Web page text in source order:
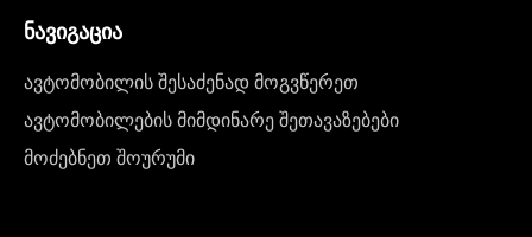
ნავიგაცია
ავტომობილის შესაძენად მოგვწერეთ
ავტომობილების მიმდინარე შეთავაზებები
მოძებნეთ შოურუმი